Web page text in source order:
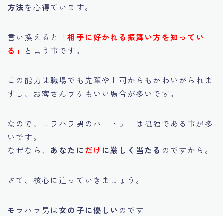
方法を心得ています。
言い換えると
「相手に好かれる振舞い方を知ってい
る」
と言う事です。
この能力は職場でも先輩や上司からもかわいがられま
すし、お客さんウケもいい場合が多いです。
なので、モラハラ男のパートナーは孤独である事が多
いです。
なぜなら、 あなたにだけ に厳しく当たる のですから。
さて、核心に迫っていきましょう。
モラハラ男は女の子に優しい のです